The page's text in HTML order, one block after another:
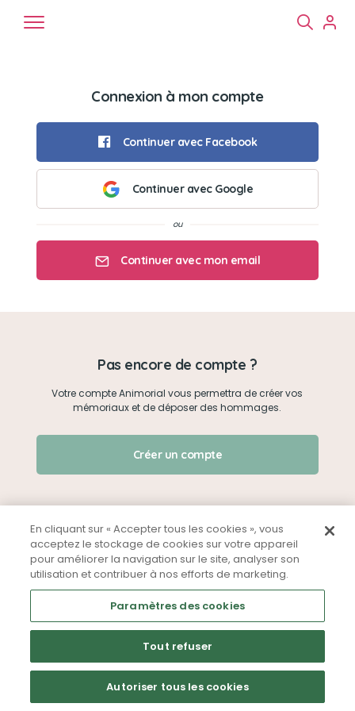
Chats
Créer un mémorial
Qui sommes-nous ?
Nous contacter
Partager sur Facebook
Connexion à mon compte
Continuer avec Facebook
Continuer avec Google
Continuer avec mon email
Je me connecte
Pas encore de compte ?
Votre compte Animorial vous permettra de créer vos
mémoriaux et de déposer des hommages.
Créer un compte
Mentions légales CGU Politique de confidentialité
En cliquant sur « Accepter tous les cookies », vous
acceptez le stockage de cookies sur votre appareil
pour améliorer la navigation sur le site, analyser son
utilisation et contribuer à nos efforts de marketing.
Paramètres des cookies
Tout refuser
Autoriser tous les cookies